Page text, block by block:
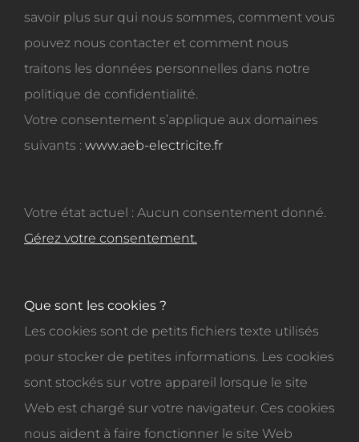
savoir plus sur qui nous sommes, comment vous
pouvez nous contacter et comment nous
traitons les données personnelles dans notre
politique de confidentialité.
Votre consentement s’applique aux domaines
suivants : www.aeb-electricite.fr
Votre état actuel : Aucun consentement donné.
Gérez votre consentement.
Que sont les cookies ?
Les cookies sont de petits fichiers texte utilisés
pour stocker de petites informations. Les cookies
sont stockés sur votre appareil lorsque le site
Web est chargé sur votre navigateur. Ces cookies
nous aident à faire fonctionner le site Web